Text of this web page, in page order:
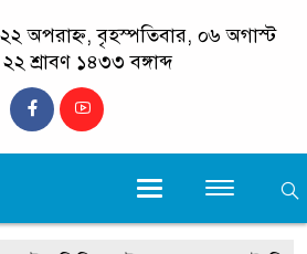
অপরাহ্ন, বৃহস্পতিবার, ০৬ অগাস্ট
শ্রাবণ ১৪৩৩ বঙ্গাব্দ